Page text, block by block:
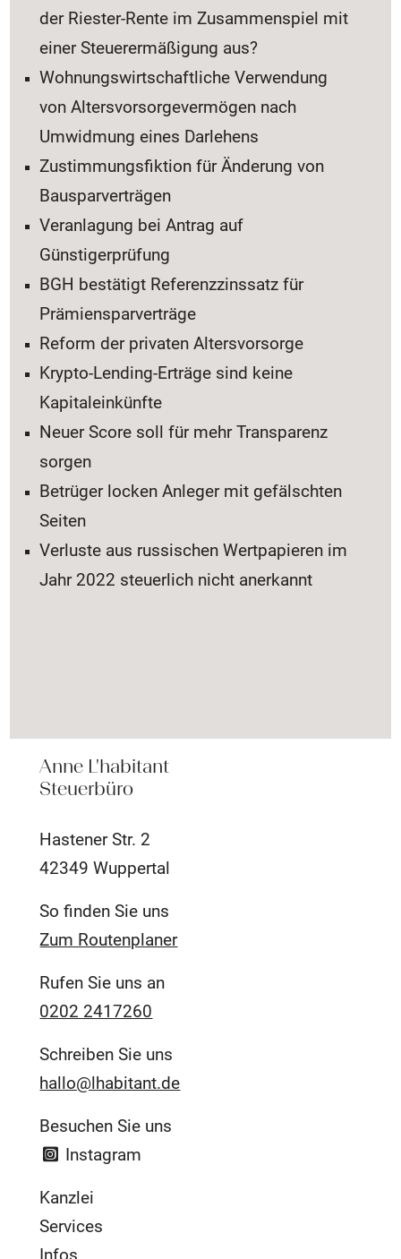
der Riester-Rente im Zusammenspiel mit
einer Steuerermäßigung aus?
Wohnungswirtschaftliche Verwendung
von Altersvorsorgevermögen nach
Umwidmung eines Darlehens
Zustimmungsfiktion für Änderung von
Bausparverträgen
Veranlagung bei Antrag auf
Günstigerprüfung
BGH bestätigt Referenzzinssatz für
Prämiensparverträge
Reform der privaten Altersvorsorge
Krypto-Lending-Erträge sind keine
Kapitaleinkünfte
Neuer Score soll für mehr Transparenz
sorgen
Betrüger locken Anleger mit gefälschten
Seiten
Verluste aus russischen Wertpapieren im
Jahr 2022 steuerlich nicht anerkannt
Anne L'habitant
Steuerbüro
Hastener Str. 2
42349 Wuppertal
So finden Sie uns
Zum Routenplaner
Rufen Sie uns an
0202 2417260
Schreiben Sie uns
hallo@lhabitant.de
Besuchen Sie uns
Instagram
Kanzlei
Services